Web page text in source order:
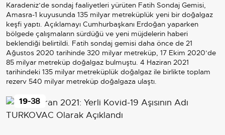
Karadeniz’de sondaj faaliyetleri yürüten Fatih Sondaj Gemisi,
Amasra-1 kuyusunda 135 milyar metreküplük yeni bir doğalgaz
keşfi yaptı. Açıklamayı Cumhurbaşkanı Erdoğan yaparken
bölgede çalışmaların sürdüğü ve yeni müjdelerin haberi
beklendiği belirtildi. Fatih sondaj gemisi daha önce de 21
Ağustos 2020 tarihinde 320 milyar metreküp, 17 Ekim 2020’de
85 milyar metreküp doğalgaz bulmuştu. 4 Haziran 2021
tarihindeki 135 milyar metreküplük doğalgaz ile birlikte toplam
rezerv 540 milyar metreküp doğalgaza ulaştı.
19-38